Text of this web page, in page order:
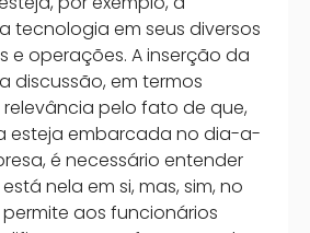
tecnologia em seus diversos
e operações. A inserção da
discussão, em termos
pelo fato de que,
esteja embarcada no dia-a-
é necessário entender
nela em si, mas, sim, no
aos funcionários